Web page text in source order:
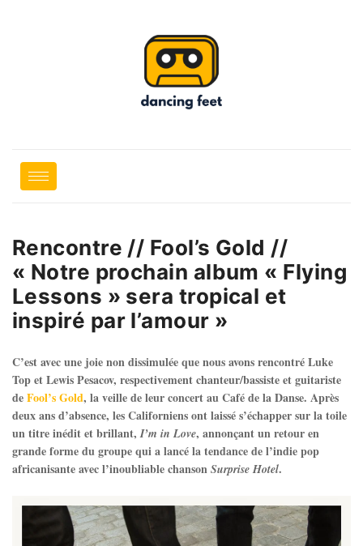
Rencontre // Fool’s Gold //
« Notre prochain album « Flying
Lessons » sera tropical et
inspiré par l’amour »
C’est avec une joie non dissimulée que nous avons rencontré Luke
Top et Lewis Pesacov, respectivement chanteur/bassiste et guitariste
deFool’s Gold, la veille de leur concert au Café de la Danse. Après
deux ans d’absence, les Californiens ont laissé s’échapper sur la toile
un titre inédit et brillant,I’m in Love, annonçant un retour en
grande forme du groupe qui a lancé la tendance de l’indie pop
africanisante avec l’inoubliable chanson Surprise Hotel.